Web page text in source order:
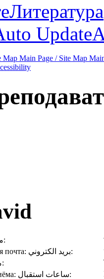
Литература
Update
Map Main Page / Site Map
منصب:
почта: بريد الكتروني:
مكتب:
ساعات استقبال: